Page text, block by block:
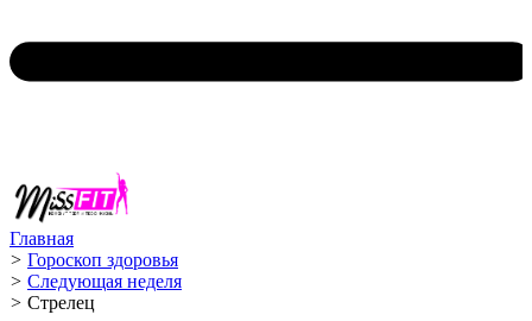
Главная
> Гороскоп здоровья
> Следующая неделя
> Стрелец ️